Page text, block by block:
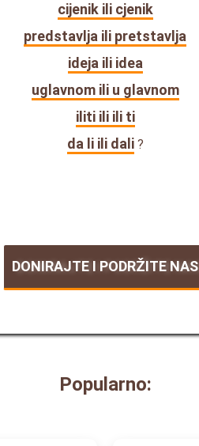
cijenik ili cjenik
predstavlja ili pretstavlja
ideja ili idea
uglavnom ili u glavnom
iliti ili ili ti
da li ili dali?
DONIRAJTE I PODRŽITE NAS
Popularno: